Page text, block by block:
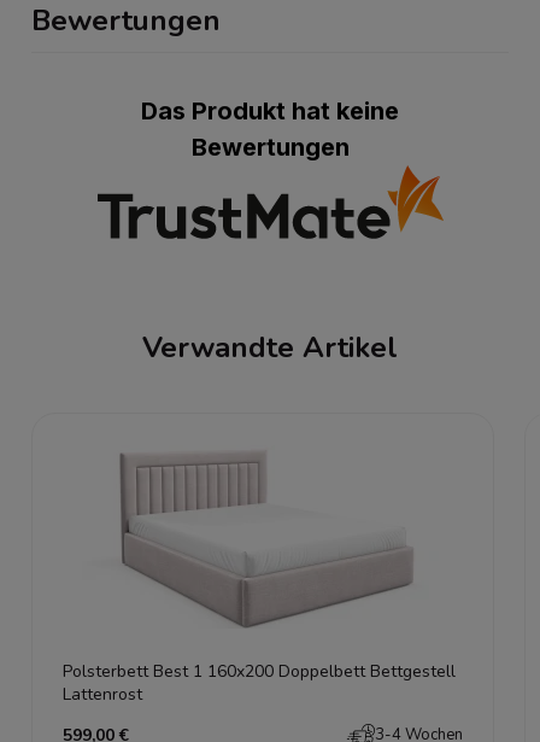
Bewertungen
Das Produkt hat keine
Bewertungen
Verwandte Artikel
Polsterbett Best 1 160x200 Doppelbett Bettgestell
Lattenrost
599,00 €
3-4 Wochen